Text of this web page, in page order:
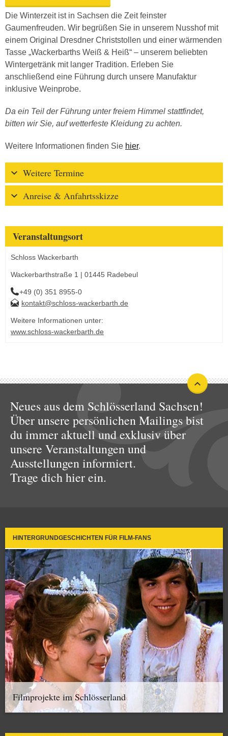
Die Winterzeit ist in Sachsen die Zeit feinster
Gaumenfreuden. Wir begrüßen Sie in unserem Nusshof mit
einem Original Dresdner Christstollen und einer wärmenden
Tasse „Wackerbarths Weiß & Heiß“ – unserem beliebten
Wintergetränk mit langer Tradition. Erleben Sie
anschließend eine Führung durch unsere Manufaktur
inklusive Weinprobe.
Da ein Teil der Führung unter freiem Himmel stattfindet,
bitten wir Sie, auf wetterfeste Kleidung zu achten.
Weitere Informationen finden Sie hier.
Weitere Termine
Anreise & Anfahrtsskizze
Veranstaltungsort
Schloss Wackerbarth
Wackerbarthstraße 1 | 01445 Radebeul
+49 (0) 351 8955-0
kontakt@schloss-wackerbarth.de
Weitere Informationen unter:
www.schloss-wackerbarth.de
Neues aus dem Schlösserland Sachsen!
Über unsere persönlichen Mailings bist
du immer aktuell und exklusiv über
unsere Veranstaltungen und
Ausstellungen informiert.
Trage dich hier ein.
HINTERGRUNDGESCHICHTEN FÜR FILM-FANS
Filmprojekte im Schlösserland